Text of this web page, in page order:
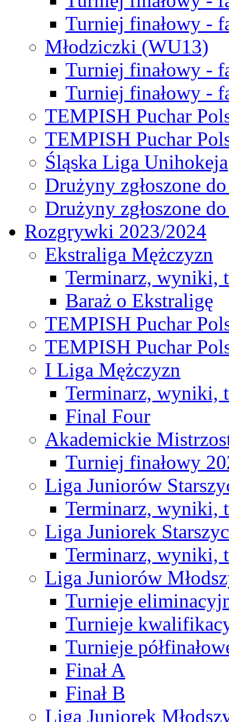
Turniej finałowy -
Młodziczki (WU13)
Turniej finałowy -
Turniej finałowy -
TEMPISH Puchar
TEMPISH Puchar
Śląska Liga Unihokeja
Drużyny zgłoszone
Drużyny zgłoszone
Rozgrywki 2023/2024
Ekstraliga Mężczyzn
Terminarz, wyniki,
Baraż o Ekstraligę
TEMPISH Puchar
TEMPISH Puchar
I Liga Mężczyzn
Terminarz, wyniki,
Final Four
Akademickie
Turniej finałowy
Liga Juniorów
Terminarz, wyniki,
Liga Juniorek
Terminarz, wyniki,
Liga Juniorów
Turnieje
Turnieje
Turnieje
Finał A
Finał B
Liga Juniorek